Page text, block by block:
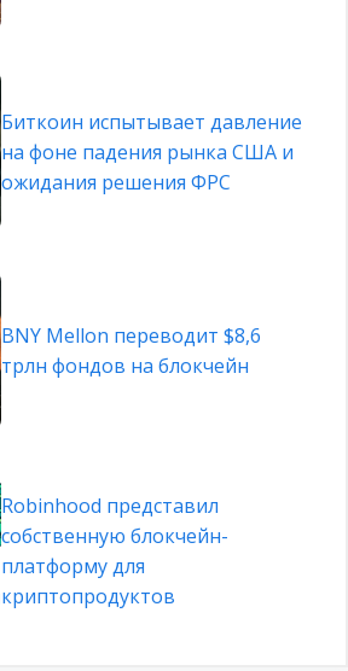
Биткоин испытывает давление
на фоне падения рынка США и
ожидания решения ФРС
BNY Mellon переводит $8,6
трлн фондов на блокчейн
Robinhood представил
собственную блокчейн-
платформу для
криптопродуктов